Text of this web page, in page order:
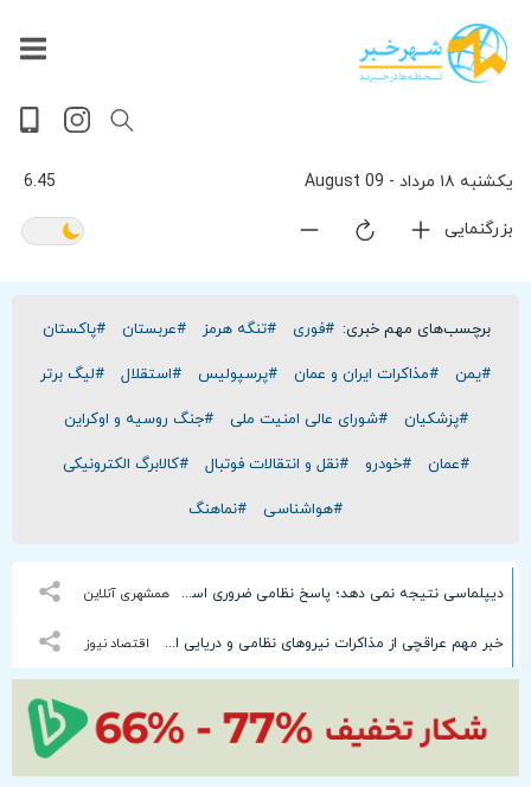
یکشنبه ۱۸ مرداد - 09 August 6.45
بزرگنمایی
پربیننده‌ترین
اخبار
آخرین
اخبار
پخش
داغ
ترین
سیاسی
ورزشی
اقتصادی
حوادث
گوناگون
تصویری
سلامت
جهان
فرهنگی
ویدیویی
بازار
برچسب‌های مهم خبری: #فوری #تنگه هرمز #عربستان #پاکستان
#یمن #مذاکرات ایران و عمان #پرسپولیس #استقلال #لیگ برتر
#پزشکیان #شورای عالی امنیت ملی #جنگ روسیه و اوکراین
#عمان #خودرو #نقل و انتقالات فوتبال #کالابرگ الکترونیکی
#هواشناسی #نماهنگ
همشهری آنلاین دیپلماسی نتیجه‌ نمی دهد؛ پاسخ نظامی ضروری است
اقتصاد نیوز خبر مهم عراقچی از مذاکرات نیروهای نظامی و دریایی ایران و عمان درباره تنگه هرمز